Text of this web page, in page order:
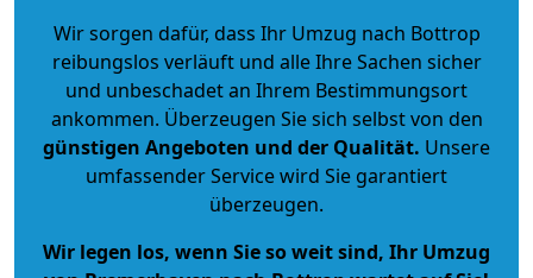
Wir sorgen dafür, dass Ihr Umzug nach Bottrop
reibungslos verläuft und alle Ihre Sachen sicher
und unbeschadet an Ihrem Bestimmungsort
ankommen. Überzeugen Sie sich selbst von den
günstigen Angeboten und der Qualität. Unsere
umfassender Service wird Sie garantiert
überzeugen.
Wir legen los, wenn Sie so weit sind, Ihr Umzug